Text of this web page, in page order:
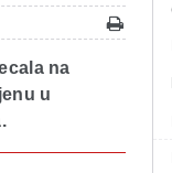
na
u